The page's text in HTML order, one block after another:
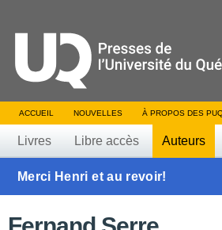
ACCUEIL NOUVELLES À PROPOS DES
Livres Libre accès Auteurs
Merci Henri et au revoir!